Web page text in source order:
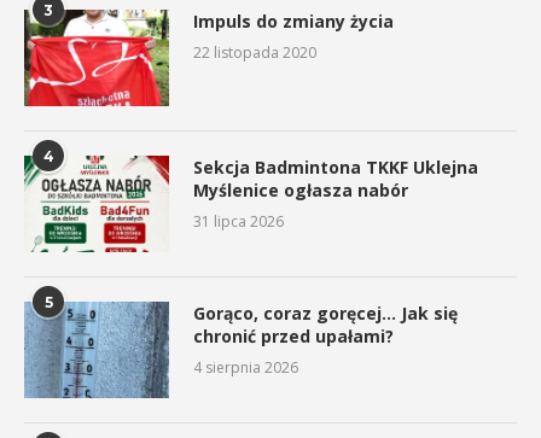
3 Impuls do zmiany życia
22 listopada 2020
4
Sekcja Badmintona TKKF Uklejna
Myślenice ogłasza nabór
31 lipca 2026
5
Gorąco, coraz goręcej… Jak się
chronić przed upałami?
4 sierpnia 2026